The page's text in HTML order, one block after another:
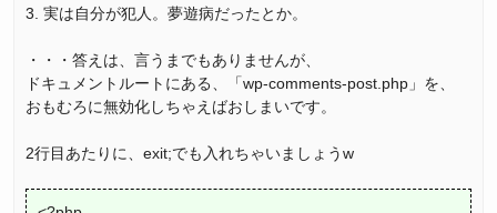
3. 実は自分が犯人。夢遊病だったとか。
・・・答えは、言うまでもありませんが、
ドキュメントルートにある、「wp-comments-post.php」を、
おもむろに無効化しちゃえばおしまいです。
2行目あたりに、exit;でも入れちゃいましょうw